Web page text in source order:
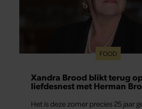
FOOD
Xandra Brood blikt terug
liefdesnest met Herman
Het is deze zomer precies 25 jaar